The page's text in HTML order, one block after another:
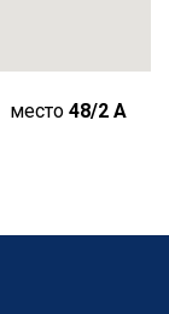
место 48/2 A